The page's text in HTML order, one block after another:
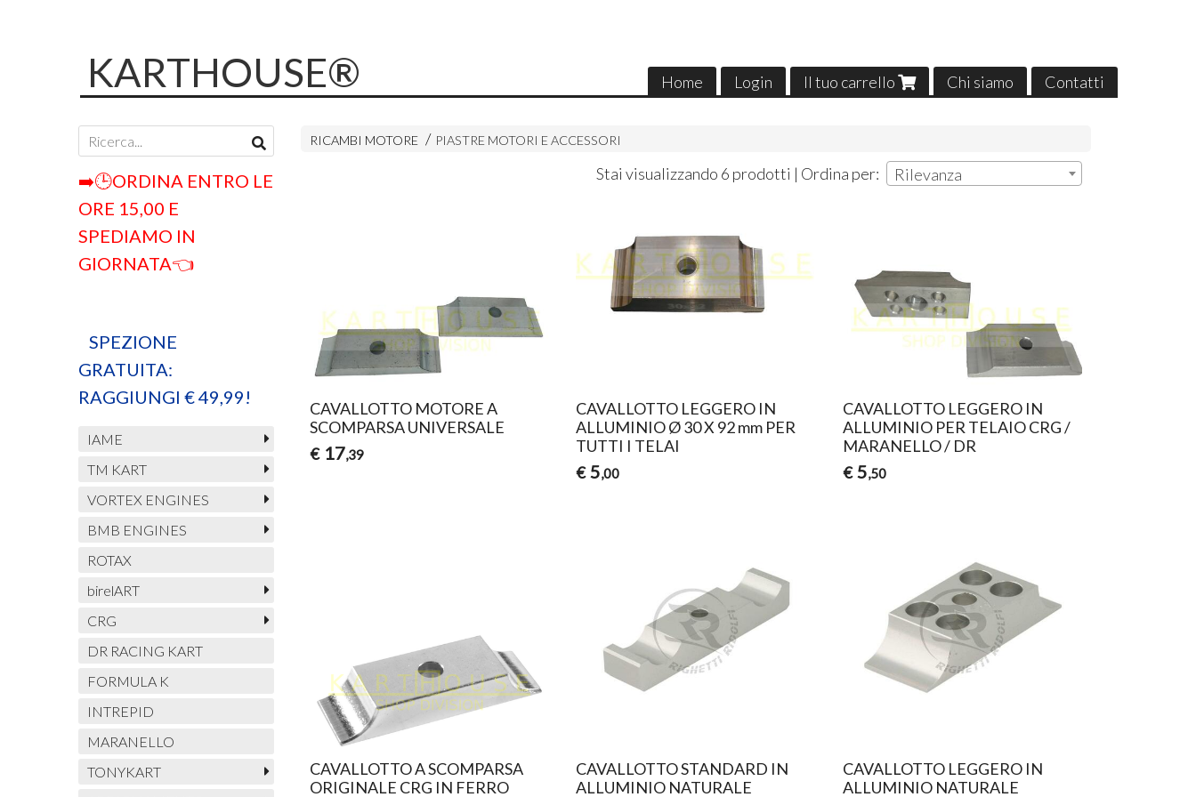
Home Login Il tuo carrello Chi siamo Contatti
KARTHOUSE®
RICAMBI MOTORE PIASTRE MOTORI E ACCESSORI
Stai visualizzando 6 prodotti | Ordina per: Rilevanza
CAVALLOTTO MOTORE A
SCOMPARSA UNIVERSALE
€ 17,39
CAVALLOTTO LEGGERO IN
ALLUMINIO Ø 30 X 92 mm PER
TUTTI I TELAI
€ 5,00
CAVALLOTTO LEGGERO IN
ALLUMINIO PER TELAIO CRG /
MARANELLO / DR
€ 5,50
CAVALLOTTO A SCOMPARSA
ORIGINALE CRG IN FERRO
CAVALLOTTO STANDARD IN
ALLUMINIO NATURALE
CAVALLOTTO LEGGERO IN
ALLUMINIO NATURALE
➡️🕒ORDINA ENTRO LE
ORE 15,00 E
SPEDIAMO IN
GIORNATA👈
SPEZIONE
GRATUITA:
RAGGIUNGI € 49,99!
IAME
TM KART
VORTEX ENGINES
BMB ENGINES
ROTAX
birelART
CRG
DR RACING KART
FORMULA K
INTREPID
MARANELLO
TONYKART